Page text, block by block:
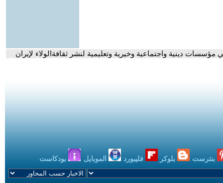
دينية واجتماعية وخيرية وتعليمية لنشر ثقافةالولاء لإيران
بنترست بلوكر فليبورد الموبايل بودكاست